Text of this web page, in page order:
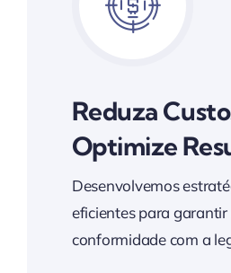
Reduza
Optimize
Desenvolvemos
eficientes para garantir
conformidade com a